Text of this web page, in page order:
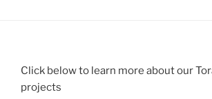
Click below to learn more about our
projects